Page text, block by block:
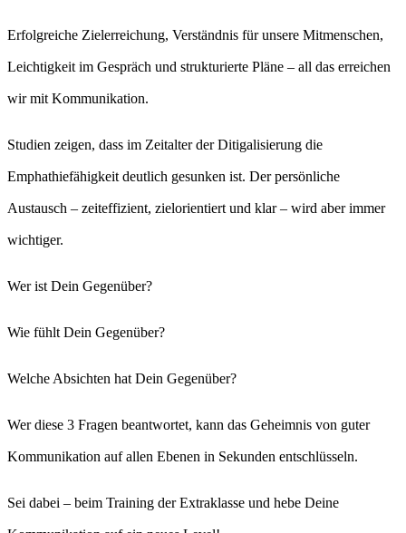
Erfolgreiche Zielerreichung, Verständnis für unsere Mitmenschen,
Leichtigkeit im Gespräch und strukturierte Pläne – all das erreichen
wir mit Kommunikation.
Studien zeigen, dass im Zeitalter der Ditigalisierung die
Emphathiefähigkeit deutlich gesunken ist. Der persönliche
Austausch – zeiteffizient, zielorientiert und klar – wird aber immer
wichtiger.
Wer ist Dein Gegenüber?
Wie fühlt Dein Gegenüber?
Welche Absichten hat Dein Gegenüber?
Wer diese 3 Fragen beantwortet, kann das Geheimnis von guter
Kommunikation auf allen Ebenen in Sekunden entschlüsseln.
Sei dabei – beim Training der Extraklasse und hebe Deine